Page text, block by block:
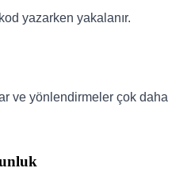
yazarken yakalanır.
ve yönlendirmeler çok daha